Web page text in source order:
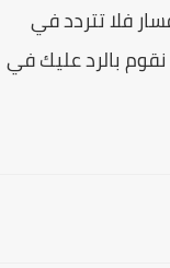
فلا تتردد في
بالرد عليك في